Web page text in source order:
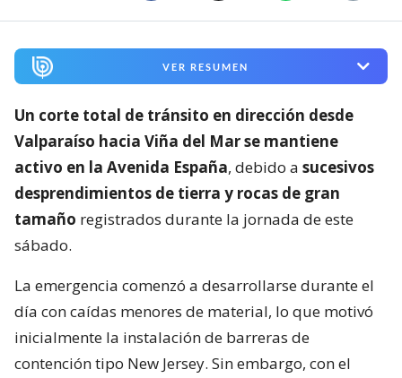
VER RESUMEN
Un corte total de tránsito en dirección desde
Valparaíso hacia Viña del Mar se mantiene
activo en la Avenida España, debido a sucesivos
desprendimientos de tierra y rocas de gran
tamaño registrados durante la jornada de este
sábado.
La emergencia comenzó a desarrollarse durante el
día con caídas menores de material, lo que motivó
inicialmente la instalación de barreras de
contención tipo New Jersey. Sin embargo, con el